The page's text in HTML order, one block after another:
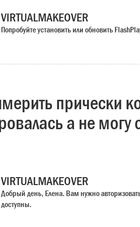
VIRTUALMAKEOVER
Попробуйте установить или обновить
прически
а не
VIRTUALMAKEOVER
Добрый день, Елена. Вам нужно
доступны.